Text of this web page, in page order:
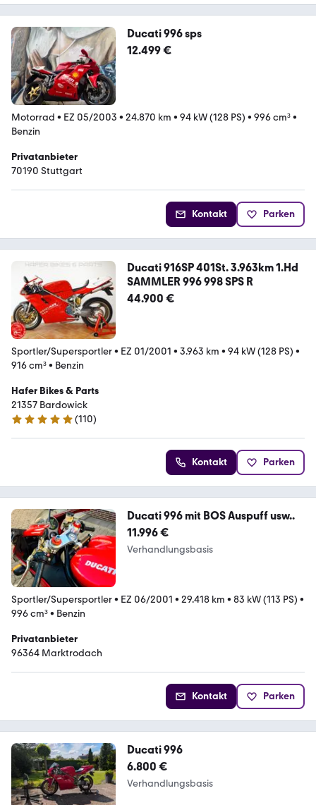
Ducati 996 sps
12.499 €
Motorrad • EZ 05/2003 • 24.870 km • 94 kW (128 PS) • 996 cm³•
Benzin
Privatanbieter
70190 Stuttgart
Kontakt Parken
Ducati 916SP 401St. 3.963km 1.Hd
SAMMLER 996 998 SPS R
44.900 €
Sportler/Supersportler• EZ 01/2001 • 3.963 km • 94 kW (128 PS) •
916 cm³• Benzin
Hafer Bikes & Parts
21357 Bardowick
5 Sterne
(110)
Kontakt Parken
Ducati 996 mit BOS Auspuff usw..
11.996 €
Verhandlungsbasis
Sportler/Supersportler• EZ 06/2001 • 29.418 km • 83 kW (113 PS) •
996 cm³• Benzin
Privatanbieter
96364 Marktrodach
Kontakt Parken
Ducati 996
6.800 €
Verhandlungsbasis